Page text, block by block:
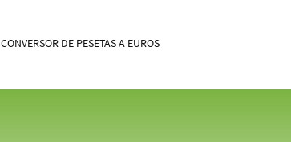
CONVERSOR DE PESETAS A EUROS